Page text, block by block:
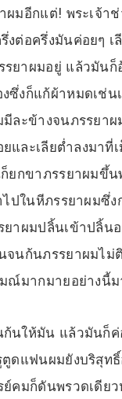
มอีกแต่! พระเจ้า
ต่อครึ่งมันค่อยๆ
าผมอยู่ แล้วมันก็
งก็แก้ผ้าหมดเช่น
ละข้างจนภรรยา
ละเลียต่ำลงมาที่
ยกขาภรรยาผมขึ้
ปในหีภรรยาผมซึ่
าผมปลิ้นเข้าปลิ้น
นก้นภรรยาผมไม่
ณ์มากมายอย่างนี้
ให้มัน แล้วมันก็ค่
ดแฟนผมยังบริสุทธิ์
คมก็ดันพรวดเดีย